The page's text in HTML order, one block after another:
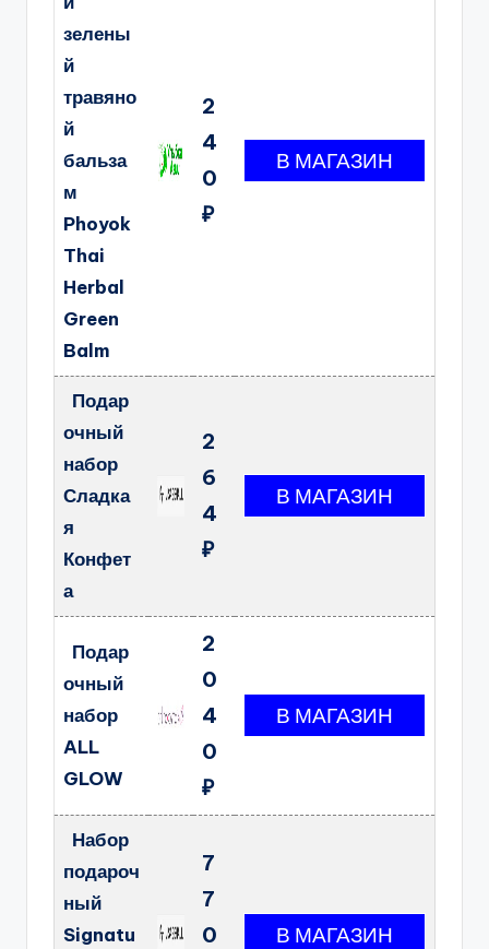
зелены
й
травяно
й
бальза
м
Phoyok
Thai
Herbal
Green
Balm
2
4
0
₽
Подар
очный
набор
Сладка
я
Конфет
а
2
6
4
₽
Подар
очный
набор
ALL
GLOW
2
0
4
0
₽
Набор
подароч
ный
Signatu
7
7
0